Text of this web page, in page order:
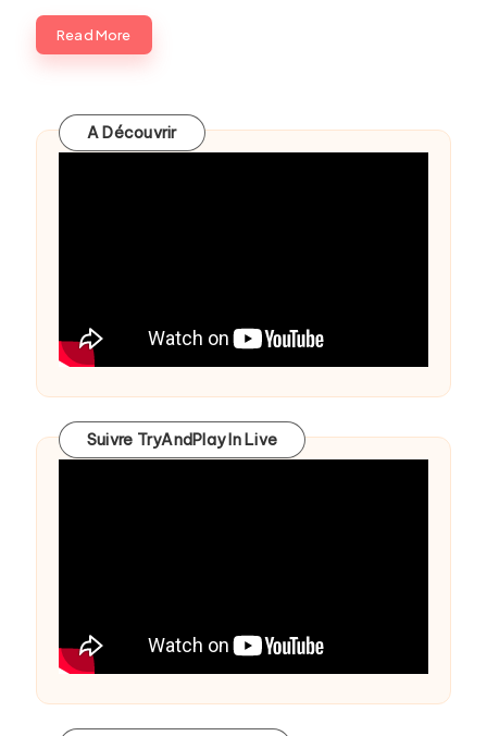
Read More
A Découvrir
Suivre TryAndPlay In Live